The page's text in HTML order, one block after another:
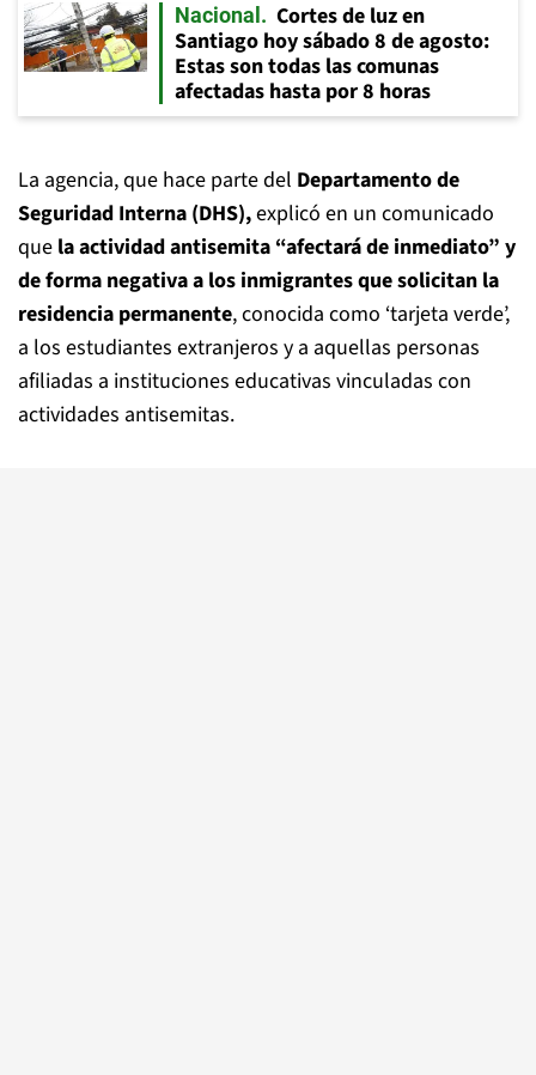
Nacional
Cortes de luz en
Santiago hoy sábado 8 de agosto:
Estas son todas las comunas
afectadas hasta por 8 horas
La agencia, que hace parte del Departamento de
Seguridad Interna (DHS),explicó en un comunicado
que la actividad antisemita “afectará de inmediato” y
de forma negativa a los inmigrantes que solicitan la
residencia permanente, conocida como ‘tarjeta verde’,
a los estudiantes extranjeros y a aquellas personas
afiliadas a instituciones educativas vinculadas con
actividades antisemitas.